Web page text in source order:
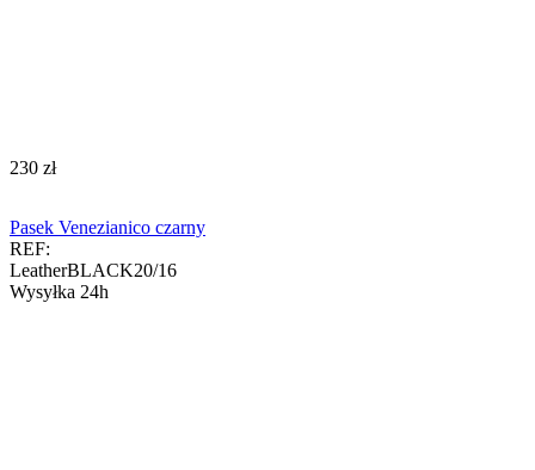
‍230‍ zł
Pasek Venezianico czarny
REF:
LeatherBLACK20/16
Wysyłka 24h